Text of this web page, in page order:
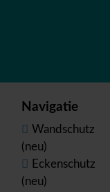
Navigatie
Wandschutz
(neu)
Eckenschutz
(neu)